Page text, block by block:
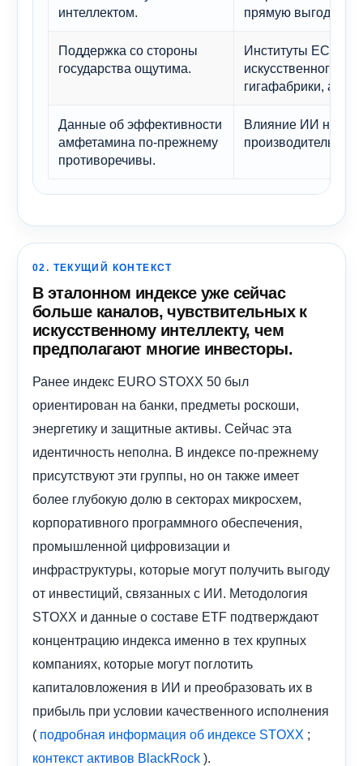
интеллектом.
прямую выгоду.
Поддержка со стороны
государства ощутима.
Институты ЕС
искусственного
гигафабрики, а не
Данные об эффективности
амфетамина по-прежнему
противоречивы.
Влияние ИИ на
02. ТЕКУЩИЙ КОНТЕКСТ
В эталонном индексе уже сейчас
больше каналов, чувствительных к
искусственному интеллекту, чем
предполагают многие инвесторы.
Ранее индекс EURO STOXX 50 был
ориентирован на банки, предметы роскоши,
энергетику и защитные активы. Сейчас эта
идентичность неполна. В индексе по-прежнему
присутствуют эти группы, но он также имеет
более глубокую долю в секторах микросхем,
корпоративного программного обеспечения,
промышленной цифровизации и
инфраструктуры, которые могут получить выгоду
от инвестиций, связанных с ИИ. Методология
STOXX и данные о составе ETF подтверждают
концентрацию индекса именно в тех крупных
компаниях, которые могут поглотить
капиталовложения в ИИ и преобразовать их в
прибыль при условии качественного исполнения
( подробная информация об индексе STOXX ;
контекст активов BlackRock ).